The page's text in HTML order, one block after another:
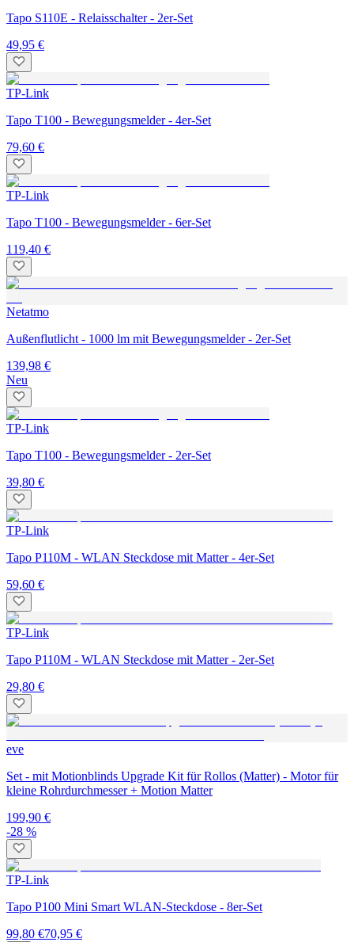
Tapo S110E - Relaisschalter - 2er-Set
49,95 €
TP-Link
Tapo T100 - Bewegungsmelder - 4er-Set
79,60 €
TP-Link
Tapo T100 - Bewegungsmelder - 6er-Set
119,40 €
Netatmo
Außenflutlicht - 1000 lm mit Bewegungsmelder - 2er-Set
139,98 €
Neu
TP-Link
Tapo T100 - Bewegungsmelder - 2er-Set
39,80 €
TP-Link
Tapo P110M - WLAN Steckdose mit Matter - 4er-Set
59,60 €
TP-Link
Tapo P110M - WLAN Steckdose mit Matter - 2er-Set
29,80 €
eve
Set - mit Motionblinds Upgrade Kit für Rollos (Matter) - Motor für
kleine Rohrdurchmesser + Motion Matter
199,90 €
-28 %
TP-Link
Tapo P100 Mini Smart WLAN-Steckdose - 8er-Set
99,80 €70,95 €